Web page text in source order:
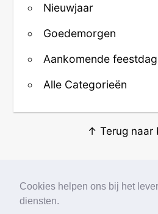
Cookies helpen ons bij het
diensten.
Nieuwjaar
Goedemorgen
Aankomende
Alle Categorieën
↑ Terug naar
© 2026 ·